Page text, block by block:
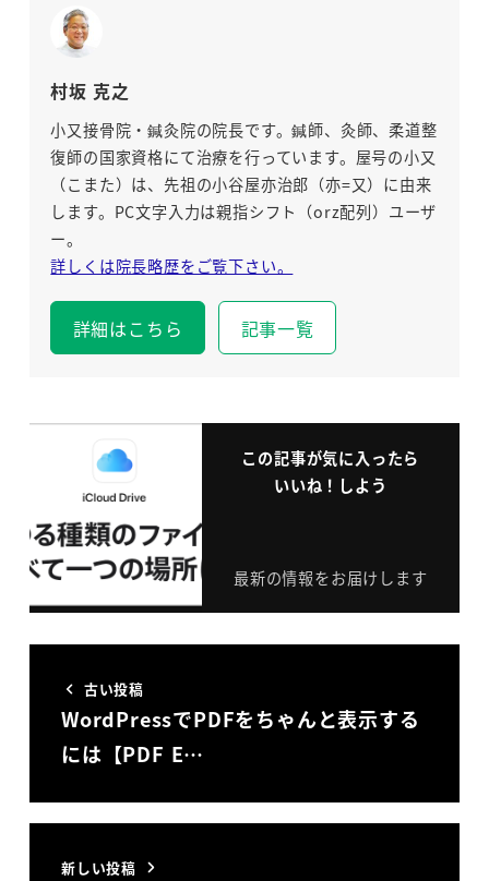
村坂 克之
小又接骨院・鍼灸院の院長です。鍼師、灸師、柔道整
復師の国家資格にて治療を行っています。屋号の小又
（こまた）は、先祖の小谷屋亦治郎（亦=又）に由来
します。PC文字入力は親指シフト（orz配列）ユーザ
ー。
詳しくは院長略歴をご覧下さい。
詳細はこちら 記事一覧
この記事が気に入ったら
いいね！しよう
最新の情報をお届けします
古い投稿
WordPressでPDFをちゃんと表示する
には【PDF E…
新しい投稿